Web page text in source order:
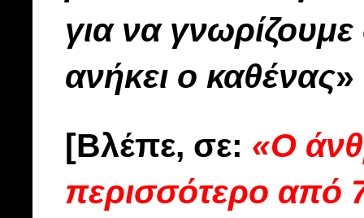
για να
ανήκει ο καθένας»
[Βλέπε, σε: «Ο
περισσότερο από